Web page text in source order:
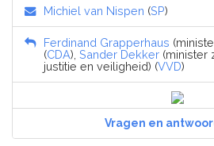
Michiel van Nispen (SP)
Ferdinand Grapperhaus
(CDA), Sander Dekker (minister
justitie en veiligheid) (VVD)
Vragen en